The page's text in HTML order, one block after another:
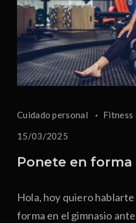
Cuidado personal Fitness
15/03/2025
Ponete en
Hola, hoy quiero
forma en el gimnasio